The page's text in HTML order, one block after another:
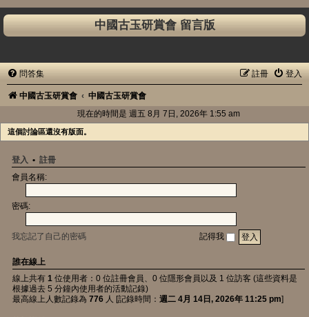
中國古玉研賞會 留言版
問答集 登入
註冊
中國古玉研賞會
中國古玉研賞會
現在的時間是 週五 8月 7日, 2026年 1:55 am
這個討論區還沒有版面。
登入 • 註冊
會員名稱:
密碼:
我忘記了自己的密碼 記得我
誰在線上
線上共有 1 位使用者：0 位註冊會員、0 位隱形會員以及 1 位訪客 (這些資料是
根據過去 5 分鐘內使用者的活動記錄)
最高線上人數記錄為 776 人 [記錄時間： 週二 4月 14日, 2026年 11:25 pm]